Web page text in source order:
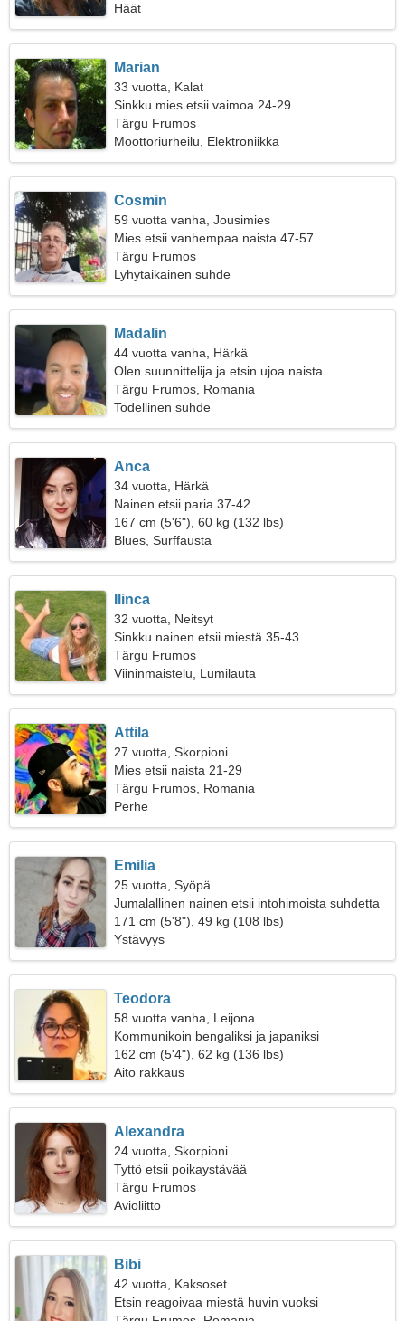
Häät
Marian
33 vuotta, Kalat
Sinkku mies etsii vaimoa 24-29
Târgu Frumos
Moottoriurheilu, Elektroniikka
Cosmin
59 vuotta vanha, Jousimies
Mies etsii vanhempaa naista 47-57
Târgu Frumos
Lyhytaikainen suhde
Madalin
44 vuotta vanha, Härkä
Olen suunnittelija ja etsin ujoa naista
Târgu Frumos, Romania
Todellinen suhde
Anca
34 vuotta, Härkä
Nainen etsii paria 37-42
167 cm (5'6"), 60 kg (132 lbs)
Blues, Surffausta
Ilinca
32 vuotta, Neitsyt
Sinkku nainen etsii miestä 35-43
Târgu Frumos
Viininmaistelu, Lumilauta
Attila
27 vuotta, Skorpioni
Mies etsii naista 21-29
Târgu Frumos, Romania
Perhe
Emilia
25 vuotta, Syöpä
Jumalallinen nainen etsii intohimoista suhdetta
171 cm (5'8"), 49 kg (108 lbs)
Ystävyys
Teodora
58 vuotta vanha, Leijona
Kommunikoin bengaliksi ja japaniksi
162 cm (5'4"), 62 kg (136 lbs)
Aito rakkaus
Alexandra
24 vuotta, Skorpioni
Tyttö etsii poikaystävää
Târgu Frumos
Avioliitto
Bibi
42 vuotta, Kaksoset
Etsin reagoivaa miestä huvin vuoksi